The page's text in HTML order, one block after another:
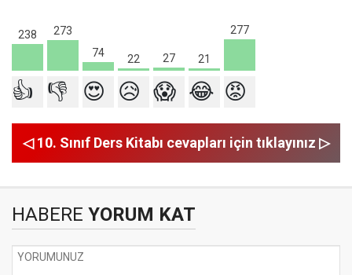
238
273
74
22 27 21
277
👍 👎 😍 😥 😱 😂 😡
◁ 10. Sınıf Ders Kitabı cevapları için tıklayınız ▷
HABERE YORUM KAT